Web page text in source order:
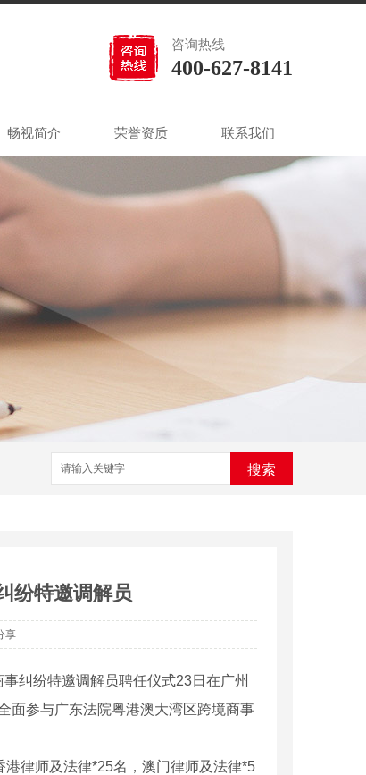
咨询热线
400-627-8141
畅视简介 荣誉资质 联系我们
搜索
纷特邀调解员
享
纠纷特邀调解员聘任仪式23日在广州
面参与广东法院粤港澳大湾区跨境商事
律师及法律*25名，澳门律师及法律*5